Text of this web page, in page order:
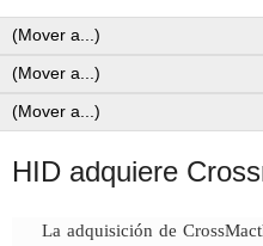
HID adquiere
La adquisición de